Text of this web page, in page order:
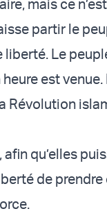
mais ce
partir le
Le
est
Révolution
qu’elles
de